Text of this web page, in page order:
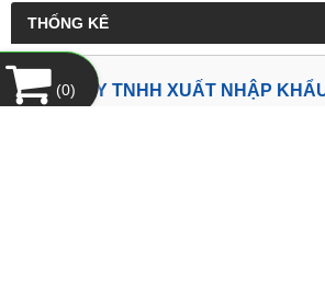
THỐNG KÊ
CÔNG TY TNHH XUẤT NHẬP
(0)